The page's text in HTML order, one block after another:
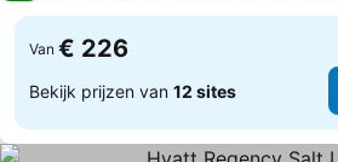
Van € 226
Bekijk prijzen van 12 sites